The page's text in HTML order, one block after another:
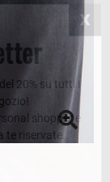
20% su tutti i
shopper e
te riservate.